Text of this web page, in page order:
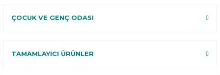
ÇOCUK VE GENÇ ODASI
TAMAMLAYICI ÜRÜNLER